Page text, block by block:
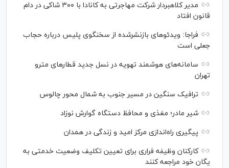
مدیر کلاهبردار شرکت مهاجرتی به کانادا با ۳۰۰ شاکی در دام
قانون افتاد
فراجا: ویدئو‌های بازنشرشده از سخنگوی پلیس درباره حجاب
جعلی است
سامانه‌های هوشمند تهویه در نسل جدید قطار‌های مترو
تهران
ترافیک سنگین در مسیر جنوب به شمال محور چالوس
شیر مادر؛ مغذی و محافظ دستگاه گوارش نوزاد
پیگیری راه‌اندازی مرکز امید و زندگی در همدان
کارکنان وظیفه فراری برای تعیین تکلیف وضعیت خدمتی به
یگان خود مراجعه کنند